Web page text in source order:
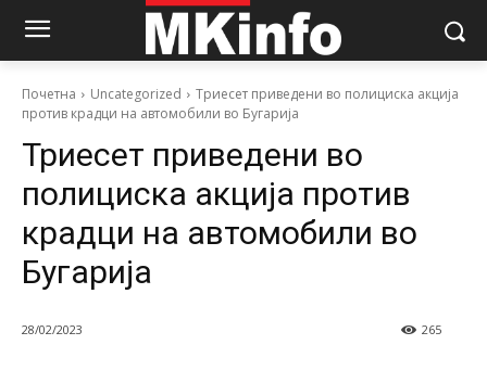
Почетна Uncategorized
Триесет приведени во полициска акција
против крадци на автомобили во Бугарија
Триесет приведени во
полициска акција против
крадци на автомобили во
Бугарија
28/02/2023 265